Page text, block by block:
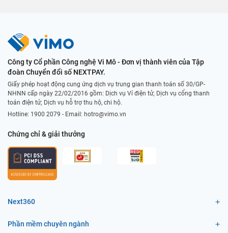
Công ty Cổ phần Công nghệ Vi Mô - Đơn vị thành viên của Tập
đoàn Chuyển đổi số NEXTPAY.
Giấy phép hoạt động cung ứng dịch vụ trung gian thanh toán số 30/GP-
NHNN cấp ngày 22/02/2016 gồm: Dịch vụ Ví điện tử; Dịch vụ cổng thanh
toán điện tử; Dịch vụ hỗ trợ thu hộ, chi hộ.
Hotline: 1900 2079 - Email: hotro@vimo.vn
Chứng chỉ & giải thưởng
Next360
Phần mềm chuyên ngành